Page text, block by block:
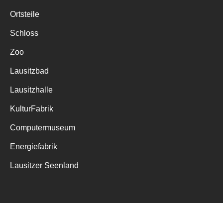
Ortsteile
Schloss
Zoo
Lausitzbad
Lausitzhalle
KulturFabrik
Computermuseum
Energiefabrik
Lausitzer Seenland